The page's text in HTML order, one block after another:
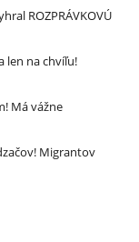
ROZPRÁVKOVÚ
len na chvíľu!
Má vážne
Migrantov